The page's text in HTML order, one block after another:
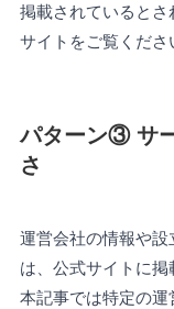
掲載されていると
サイトをご覧くださ
パターン③ サ
さ
運営会社の情報や
は、公式サイトに掲
本記事では特定の